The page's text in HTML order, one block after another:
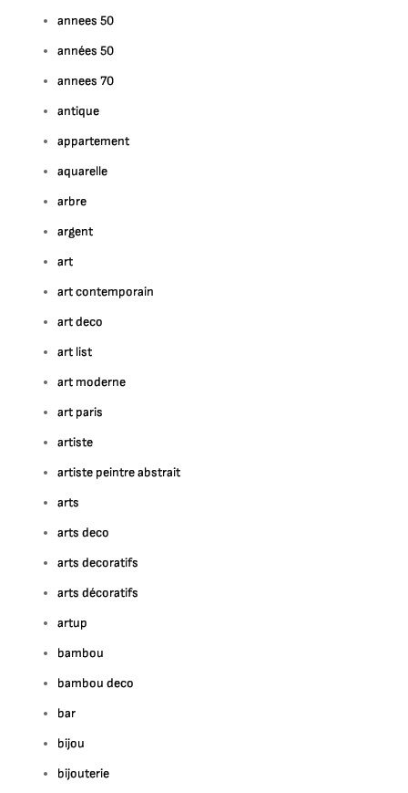
annees 50
années 50
annees 70
antique
appartement
aquarelle
arbre
argent
art
art contemporain
art deco
art list
art moderne
art paris
artiste
artiste peintre abstrait
arts
arts deco
arts decoratifs
arts décoratifs
artup
bambou
bambou deco
bar
bijou
bijouterie